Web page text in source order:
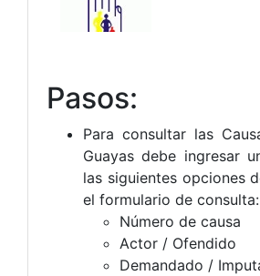
Pasos:
Para consultar las
Guayas debe ingresar
las siguientes opciones
el formulario de consulta:
Número de causa
Actor / Ofendido
Demandado /